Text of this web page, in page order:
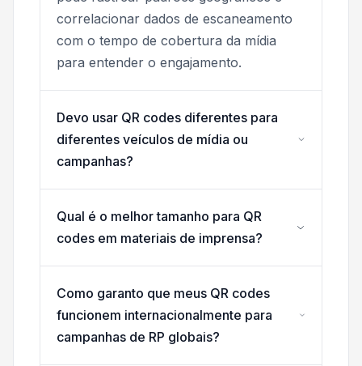
correlacionar dados de escaneamento
com o tempo de cobertura da mídia
para entender o engajamento.
Devo usar QR codes diferentes para
diferentes veículos de mídia ou
campanhas?
Qual é o melhor tamanho para QR
codes em materiais de imprensa?
Como garanto que meus QR codes
funcionem internacionalmente para
campanhas de RP globais?